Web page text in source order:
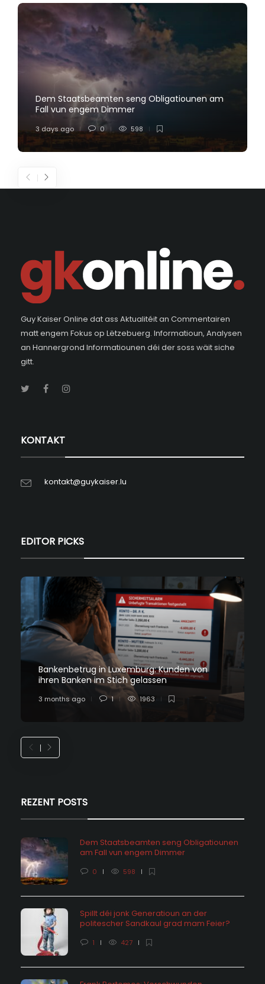
Dem Staatsbeamten seng Obligatiounen am
Fall vun engem Dimmer
3 days ago 0 598
Guy Kaiser Online dat ass Aktualitéit an Commentairen
matt engem Fokus op Lëtzebuerg. Informatioun, Analysen
an Hannergrond Informatiounen déi der soss wäit siche
gitt.
KONTAKT
kontakt@guykaiser.lu
EDITOR PICKS
Bankenbetrug in Luxemburg: Kunden von
ihren Banken im Stich gelassen
3 months ago 1 1963
REZENT POSTS
Dem Staatsbeamten seng Obligatiounen
am Fall vun engem Dimmer
0 598
Spillt déi jonk Generatioun an der
politescher Sandkaul grad mam Feier?
1 427